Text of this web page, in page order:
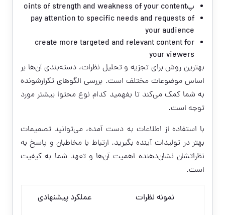
پoints of strength and weakness of your content
pay attention to specific needs and requests of
your audience
create more targeted and relevant content for
your viewers
بهترین روش برای تجزیه و تحلیل نظرات، دسته‌بندی آن‌ها بر
اساس موضوعات مختلف است. بررسی الگوهای تکرارشونده
به شما کمک می‌کند تا بفهمید کدام نوع محتوا بیشتر مورد
توجه است.
با استفاده از اطلاعات به دست آمده، می‌توانید تصمیمات
بهتر در تولیدات آینده بگیرید. ارتباط با مخاطبان و پاسخ به
نظراتشان نشان‌دهنده اهمیت آن‌ها و تعهد شما به کیفیت
است.
نمونه نظرات
عملکرد پیشنهادی